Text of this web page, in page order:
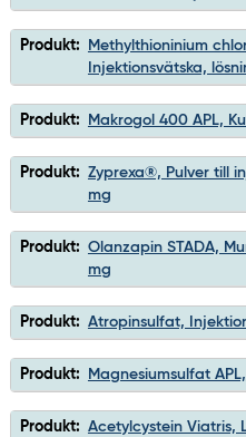
Produkt:
Methylthioninium
Injektionsvätska,
Produkt: Makrogol 400 APL,
Produkt: Zyprexa®, Pulver till
mg
Produkt: Olanzapin STADA,
mg
Produkt: Atropinsulfat,
Produkt: Magnesiumsulfat
Produkt: Acetylcystein Viatris,